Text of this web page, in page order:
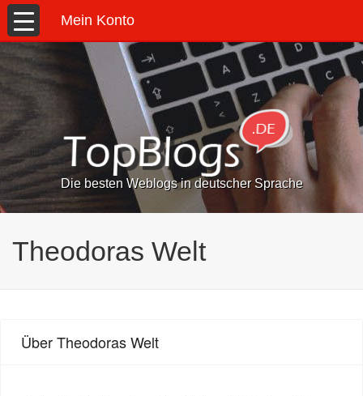
Mein Konto
Die besten Weblogs in deutscher Sprache
Theodoras Welt
Über Theodoras Welt